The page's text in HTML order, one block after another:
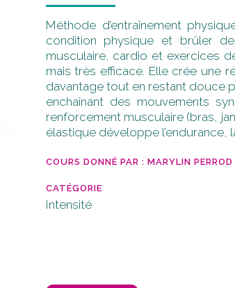
Méthode d’entraînement
condition physique et brûler
musculaire, cardio et exercices
mais très efficace. Elle crée une
davantage tout en restant douce
enchaînant des mouvements
renforcement musculaire (bras,
élastique développe l’endurance,
COURS DONNÉ PAR : MARYLIN
CATÉGORIE
Intensité